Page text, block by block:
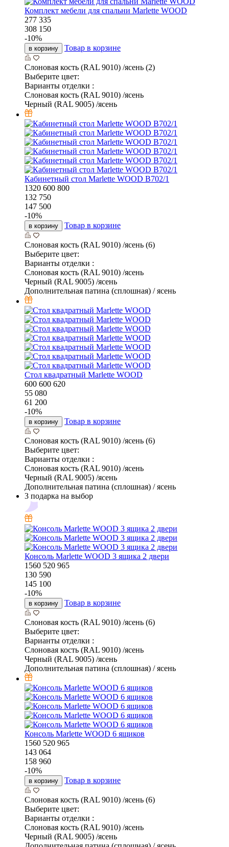
Комплект мебели для спальни Marlette WOOD
277 335
308 150
-10%
в корзину Товар в корзине
Слоновая кость (RAL 9010) /ясень (2)
Выберите цвет:
Варианты отделки :
Слоновая кость (RAL 9010) /ясень
Черный (RAL 9005) /ясень
Кабинетный стол Marlette WOOD В702/1
1320 600 800
132 750
147 500
-10%
в корзину Товар в корзине
Слоновая кость (RAL 9010) /ясень (6)
Выберите цвет:
Варианты отделки :
Слоновая кость (RAL 9010) /ясень
Черный (RAL 9005) /ясень
Дополнительная патина (сплошная) / ясень
Стол квадратный Marlette WOOD
600 600 620
55 080
61 200
-10%
в корзину Товар в корзине
Слоновая кость (RAL 9010) /ясень (6)
Выберите цвет:
Варианты отделки :
Слоновая кость (RAL 9010) /ясень
Черный (RAL 9005) /ясень
Дополнительная патина (сплошная) / ясень
3 подарка на выбор
Консоль Marlette WOOD 3 ящика 2 двери
1560 520 965
130 590
145 100
-10%
в корзину Товар в корзине
Слоновая кость (RAL 9010) /ясень (6)
Выберите цвет:
Варианты отделки :
Слоновая кость (RAL 9010) /ясень
Черный (RAL 9005) /ясень
Дополнительная патина (сплошная) / ясень
Консоль Marlette WOOD 6 ящиков
1560 520 965
143 064
158 960
-10%
в корзину Товар в корзине
Слоновая кость (RAL 9010) /ясень (6)
Выберите цвет:
Варианты отделки :
Слоновая кость (RAL 9010) /ясень
Черный (RAL 9005) /ясень